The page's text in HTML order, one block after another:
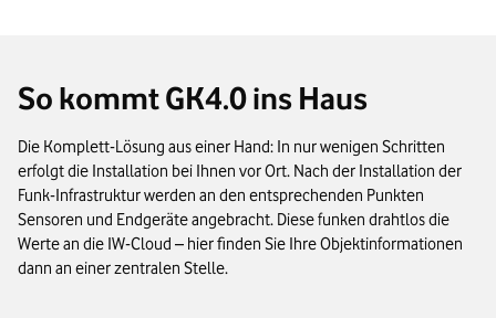
So kommt GK4.0 ins Haus
Die Komplett-Lösung aus einer Hand: In nur wenigen Schritten
erfolgt die Installation bei Ihnen vor Ort. Nach der Installation der
Funk-Infrastruktur werden an den entsprechenden Punkten
Sensoren und Endgeräte angebracht. Diese funken drahtlos die
Werte an die IW-Cloud – hier finden Sie Ihre Objektinformationen
dann an einer zentralen Stelle.